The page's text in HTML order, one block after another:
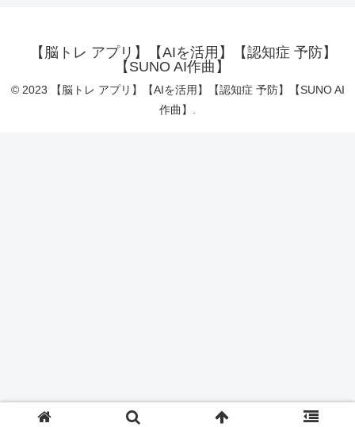
【脳トレ アプリ】【AIを活用】【認知症 予防】
【SUNO AI作曲】
© 2023 【脳トレ アプリ】【AIを活用】【認知症 予防】【SUNO AI
作曲】.